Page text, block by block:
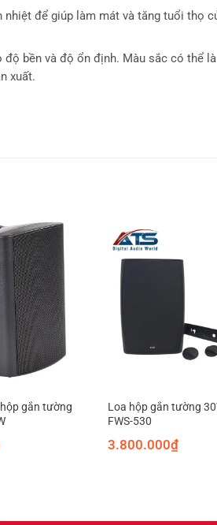
để giúp làm mát và tăng tuổi thọ
bền và độ ổn định. Màu sắc có thể
xuất.
gắn tường
Loa hộp gắn tường
FWS-530
3.800.000₫